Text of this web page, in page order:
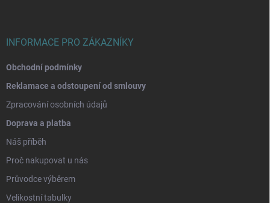
INFORMACE PRO ZÁKAZNÍKY
Obchodní podmínky
Reklamace a odstoupení od smlouvy
Zpracování osobních údajů
Doprava a platba
Náš příběh
Proč nakupovat u nás
Průvodce výběrem
Velikostní tabulky